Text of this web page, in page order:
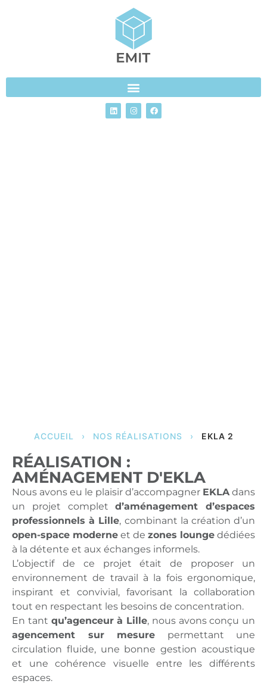
ACCUEIL › NOS RÉALISATIONS › EKLA 2
RÉALISATION :
AMÉNAGEMENT D'EKLA
Nous avons eu le plaisir d’accompagner EKLAdans
un projet completd’aménagement d’espaces
professionnels à Lille, combinant la création d’un
open-space moderne et de zones lounge dédiées
à la détente et aux échanges informels.
L’objectif de ce projet était de proposer un
environnement de travail à la fois ergonomique,
inspirant et convivial, favorisant la collaboration
tout en respectant les besoins de concentration.
En tant qu’agenceur à Lille, nous avons conçu un
agencement sur mesure permettant une
circulation fluide, une bonne gestion acoustique
et une cohérence visuelle entre les différents
espaces.